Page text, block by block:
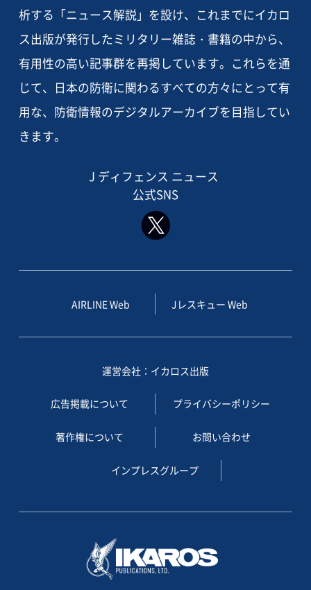
析する「ニュース解説」を設け、これまでにイカロ
ス出版が発行したミリタリー雑誌・書籍の中から、
有用性の高い記事群を再掲しています。これらを通
じて、日本の防衛に関わるすべての方々にとって有
用な、防衛情報のデジタルアーカイブを目指してい
きます。
J ディフェンス ニュース
公式SNS
AIRLINE Web Jレスキュー Web
運営会社：イカロス出版
広告掲載について プライバシーポリシー
著作権について お問い合わせ
インプレスグループ